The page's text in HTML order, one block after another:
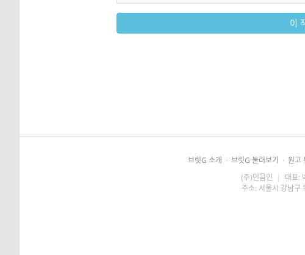
이
브릿G 소개 · 브릿G 둘러보기 · 원고
(주)민음인 | 대표:
주소: 서울시 강남구